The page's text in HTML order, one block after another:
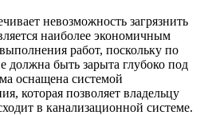
невозможность загрязнить
наиболее экономичным
работ, поскольку по
должна быть зарыта глубоко под
оснащена системой
которая позволяет владельцу
в канализационной системе.